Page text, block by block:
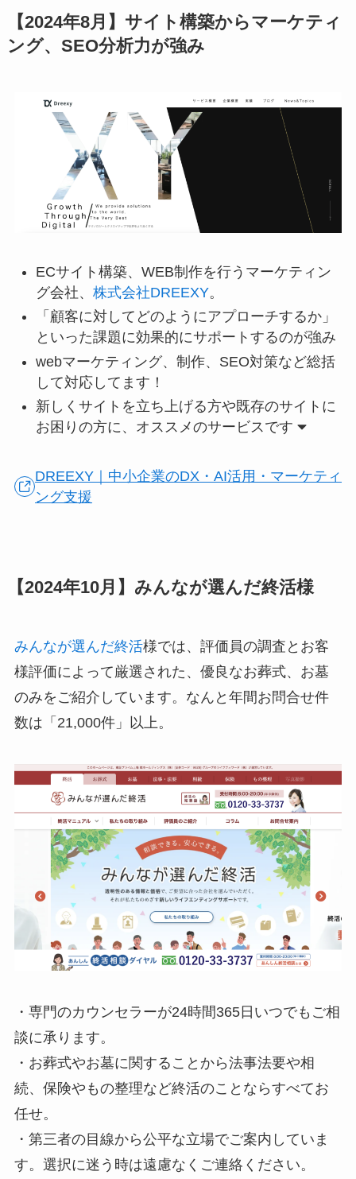
【2024年8月】サイト構築からマーケティ
ング、SEO分析力が強み
ECサイト構築、WEB制作を行うマーケティン
グ会社、 株式会社DREEXY。
「顧客に対してどのようにアプローチするか」
といった課題に効果的にサポートするのが強み
webマーケティング、制作、SEO対策など総括
して対応してます！
新しくサイトを立ち上げる方や既存のサイトに
お困りの方に、オススメのサービスです
DREEXY｜中小企業のDX・AI活用・マーケティ
ング支援
【2024年10月】みんなが選んだ終活様
みんなが選んだ終活様では、評価員の調査とお客
様評価によって厳選された、優良なお葬式、お墓
のみをご紹介しています。なんと年間お問合せ件
数は「21,000件」以上。
・専門のカウンセラーが24時間365日いつでもご相
談に承ります。
・お葬式やお墓に関することから法事法要や相
続、保険やもの整理など終活のことならすべてお
任せ。
・第三者の目線から公平な立場でご案内していま
す。選択に迷う時は遠慮なくご連絡ください。